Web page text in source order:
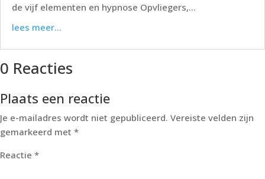
de vijf elementen en hypnose Opvliegers,...
lees meer...
0 Reacties
Plaats een reactie
Je e-mailadres wordt niet gepubliceerd. Vereiste velden zijn
gemarkeerd met *
Reactie *